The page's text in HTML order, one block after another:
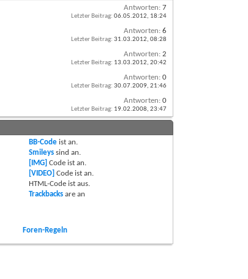
Antworten: 7
Letzter Beitrag: 06.05.2012, 18:24
Antworten: 6
Letzter Beitrag: 31.03.2012, 08:28
Antworten: 2
Letzter Beitrag: 13.03.2012, 20:42
Antworten: 0
Letzter Beitrag: 30.07.2009, 21:46
Antworten: 0
Letzter Beitrag: 19.02.2008, 23:47
BB-Code istan.
Smileys sindan.
[IMG] Code istan.
[VIDEO] Code istan.
HTML-Code istaus.
Trackbacks arean
Foren-Regeln